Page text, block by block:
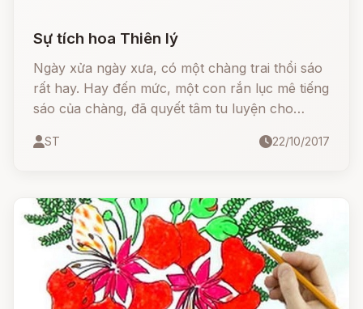
Sự tích hoa Thiên lý
Ngày xửa ngày xưa, có một chàng trai thổi sáo
rất hay. Hay đến mức, một con rắn lục mê tiếng
sáo của chàng, đã quyết tâm tu luyện cho
chàng đã có vợ.
ST 22/10/2017